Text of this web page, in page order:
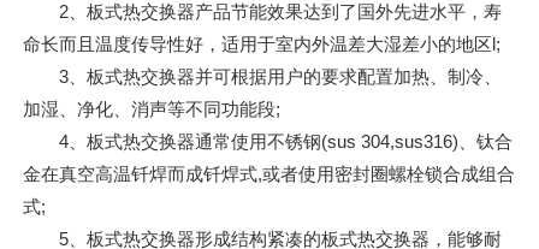
2、板式热交换器产品节能效果达到了国外先进水平，寿
命长而且温度传导性好，适用于室内外温差大湿差小的地区l;
3、板式热交换器并可根据用户的要求配置加热、制冷、
加湿、净化、消声等不同功能段;
4、板式热交换器通常使用不锈钢(sus 304,sus316)、钛合
金在真空高温钎焊而成钎焊式,或者使用密封圈螺栓锁合成组合
式;
5、板式热交换器形成结构紧凑的板式热交换器，能够耐